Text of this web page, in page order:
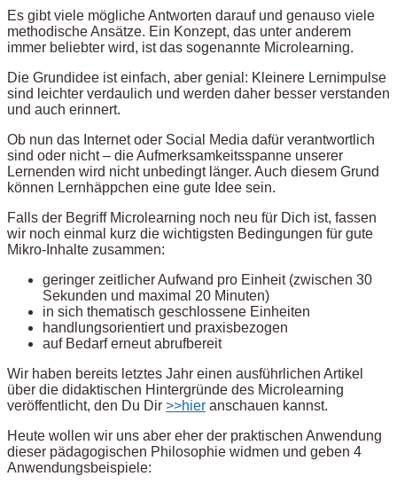
Es gibt viele mögliche Antworten darauf und genauso viele
methodische Ansätze. Ein Konzept, das unter anderem
immer beliebter wird, ist das sogenannte Microlearning.
Die Grundidee ist einfach, aber genial: Kleinere Lernimpulse
sind leichter verdaulich und werden daher besser verstanden
und auch erinnert.
Ob nun das Internet oder Social Media dafür verantwortlich
sind oder nicht – die Aufmerksamkeitsspanne unserer
Lernenden wird nicht unbedingt länger. Auch diesem Grund
können Lernhäppchen eine gute Idee sein.
Falls der Begriff Microlearning noch neu für Dich ist, fassen
wir noch einmal kurz die wichtigsten Bedingungen für gute
Mikro-Inhalte zusammen:
geringer zeitlicher Aufwand pro Einheit (zwischen 30
Sekunden und maximal 20 Minuten)
in sich thematisch geschlossene Einheiten
handlungsorientiert und praxisbezogen
auf Bedarf erneut abrufbereit
Wir haben bereits letztes Jahr einen ausführlichen Artikel
über die didaktischen Hintergründe des Microlearning
veröffentlicht, den Du Dir >>hier anschauen kannst.
Heute wollen wir uns aber eher der praktischen Anwendung
dieser pädagogischen Philosophie widmen und geben 4
Anwendungsbeispiele: